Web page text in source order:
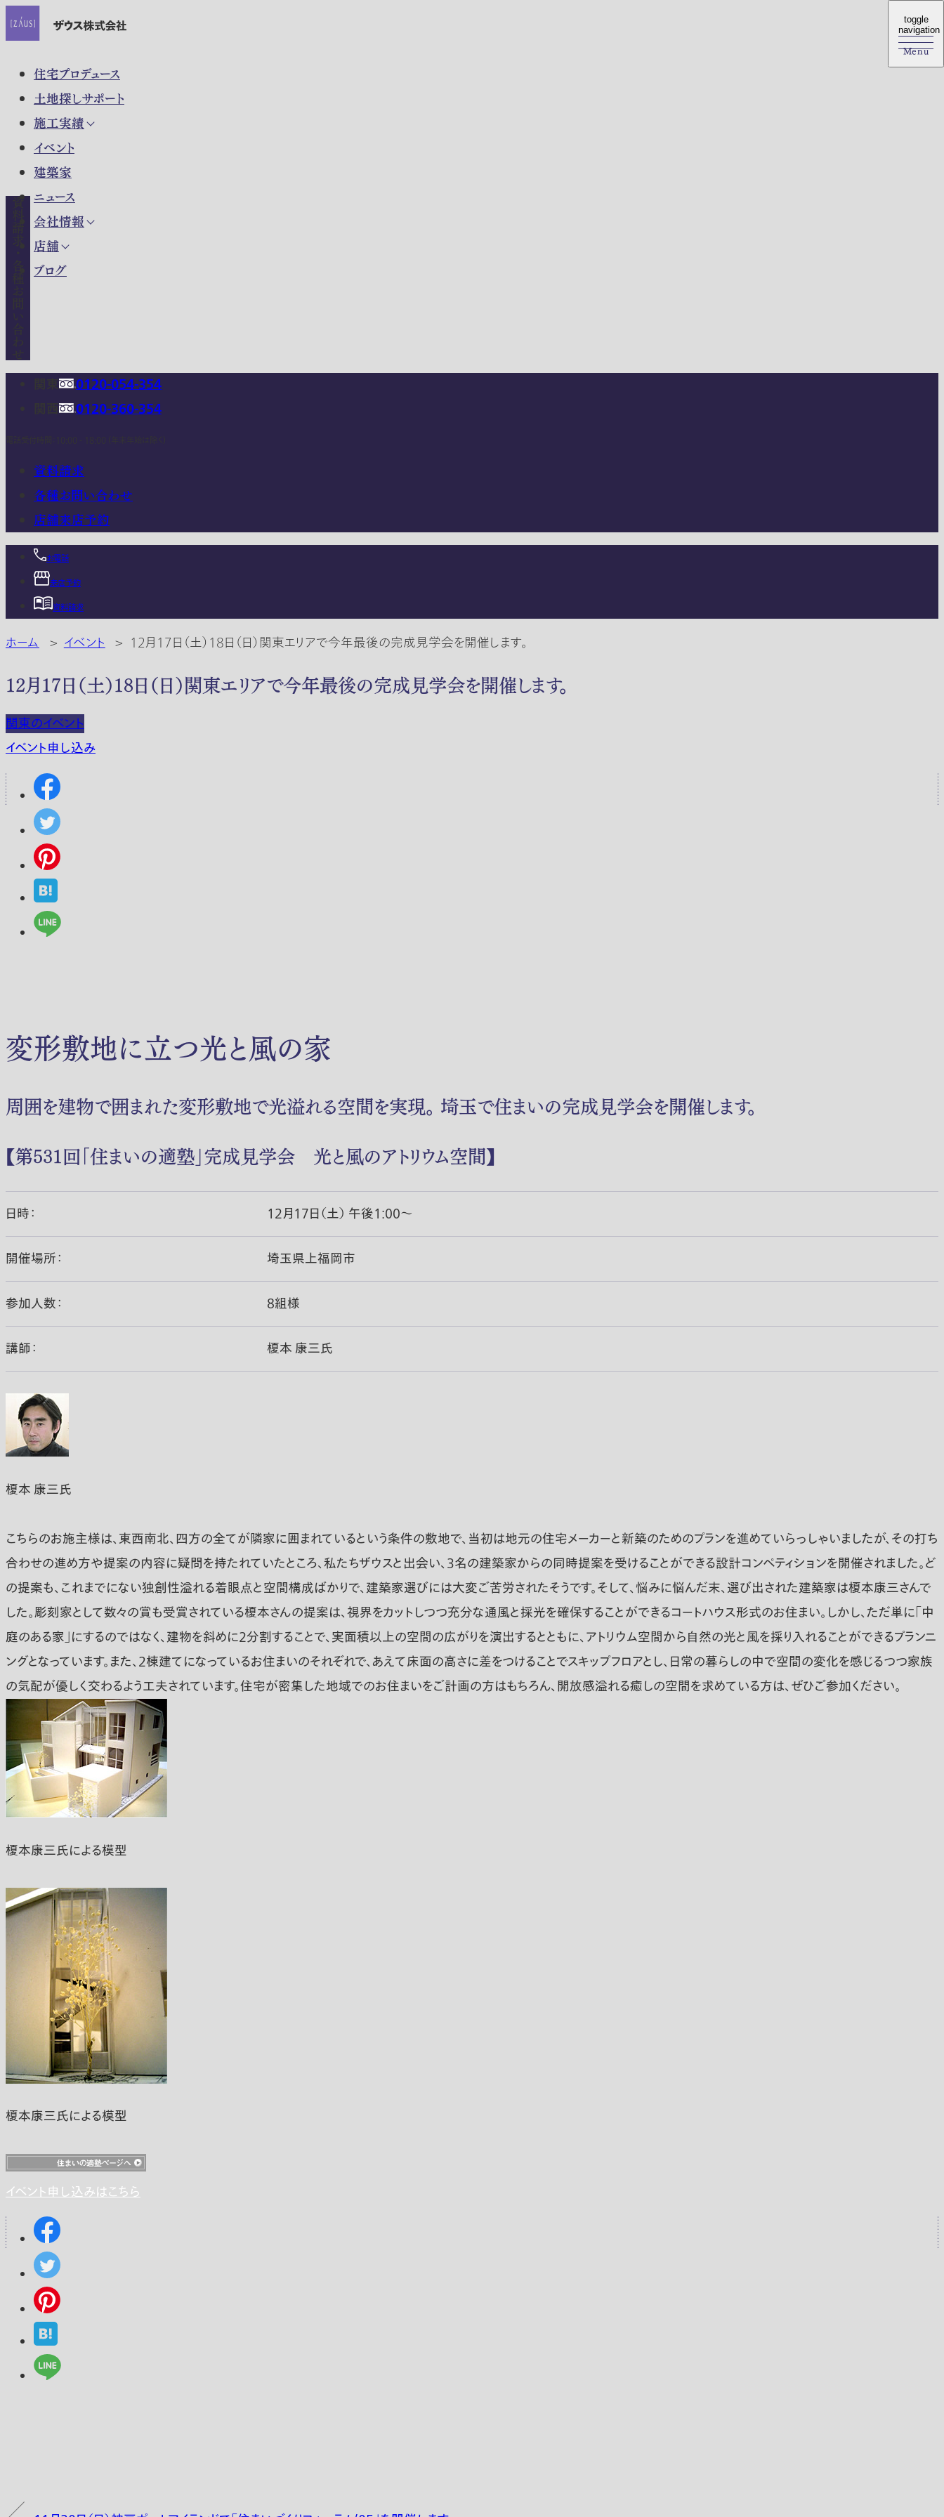
住宅プロデュース
土地探しサポート
施工実績
イベント
建築家
ニュース
会社情報
店舗
ブログ
toggle
navigation
Menu
toggle
navigation
Menu
0120-054-354
0120-360-354
資料請求
各種お問い合わせ
店舗来店予約
お電話
来店予約
資料請求
ホーム > イベント > 12月17日（土）18日（日）関東エリアで今年最後の完成見学会を開催します。
12月17日（土）18日（日）関東エリアで今年最後の完成見学会を開催します。
関東のイベント
イベント申し込み
変形敷地に立つ光と風の家
周囲を建物で囲まれた変形敷地で光溢れる空間を実現。 埼玉で住まいの完成見学会を開催します。
【第531回「住まいの適塾」完成見学会 光と風のアトリウム空間】
日時： 12月17日（土） 午後1:00〜
開催場所： 埼玉県上福岡市
参加人数： 8組様
講師： 榎本 康三氏
榎本 康三氏
こちらのお施主様は、東西南北、四方の全てが隣家に囲まれているという条件の敷地で、当初は地元の住宅メーカーと新築のためのプランを進めていらっしゃいましたが、その打ち
合わせの進め方や提案の内容に疑問を持たれていたところ、私たちザウスと出会い、3名の建築家からの同時提案を受けることができる設計コンペティションを開催されました。ど
の提案も、これまでにない独創性溢れる着眼点と空間構成ばかりで、建築家選びには大変ご苦労されたそうです。そして、悩みに悩んだ末、選び出された建築家は榎本康三さんで
した。彫刻家として数々の賞も受賞されている榎本さんの提案は、視界をカットしつつ充分な通風と採光を確保することができるコートハウス形式のお住まい。しかし、ただ単に「中
庭のある家」にするのではなく、建物を斜めに2分割することで、実面積以上の空間の広がりを演出するとともに、アトリウム空間から自然の光と風を採り入れることができるプランニ
ングとなっています。また、2棟建てになっているお住まいのそれぞれで、あえて床面の高さに差をつけることでスキップフロアとし、日常の暮らしの中で空間の変化を感じるつつ家族
の気配が優しく交わるよう工夫されています。住宅が密集した地域でのお住まいをご計画の方はもちろん、開放感溢れる癒しの空間を求めている方は、ぜひご参加ください。
榎本康三氏による模型
榎本康三氏による模型
イベント申し込みはこちら